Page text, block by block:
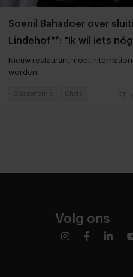
Soenil Bahadoer over
Lindehof**: "Ik wil iets
beters neerzetten"
Nieuw restaurant moet
worden
21
Gastronomie Chefs
Volg ons